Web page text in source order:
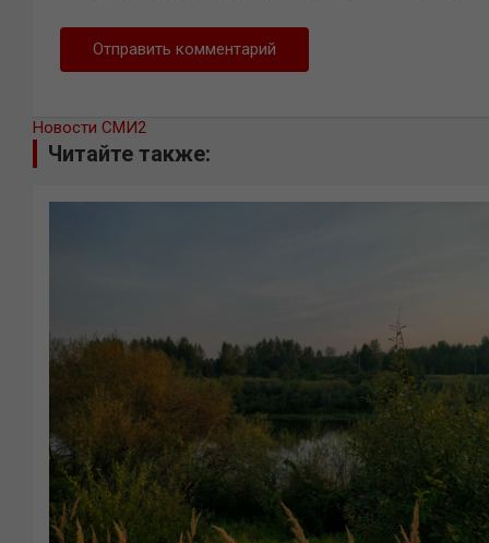
Новости СМИ2
Читайте также: